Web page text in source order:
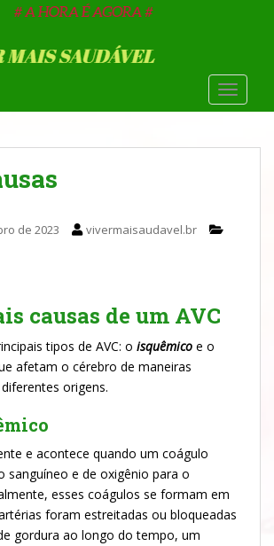
de 2023
vivermaisaudavel.br
causas de um AVC
tipos de AVC: o isquêmico e o
afetam o cérebro de maneiras
origens.
e acontece quando um coágulo
sanguíneo e de oxigênio para o
esses coágulos se formam em
foram estreitadas ou bloqueadas
gordura ao longo do tempo, um